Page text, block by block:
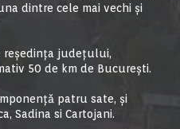
dintre cele mai vechi şi
reşedinţa judeţului,
50 de km de Bucureşti.
patru sate, și
Sadina si Cartojani.